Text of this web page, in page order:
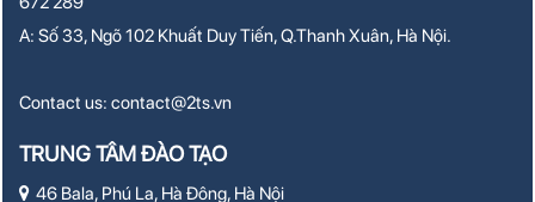
A: Số 33, Ngõ 102 Khuất Duy Tiến, Q.Thanh Xuân, Hà Nội.
Contact us:contact@2ts.vn
TRUNG TÂM ĐÀO TẠO
46 Bala, Phú La, Hà Đông, Hà Nội